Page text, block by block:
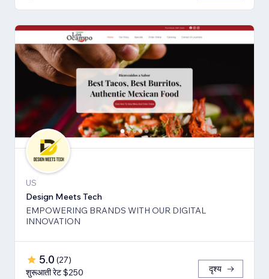
US
Design Meets Tech
EMPOWERING BRANDS WITH OUR DIGITAL
INNOVATION
5.0 (27)
शुरूआती रेट $250
दृश्य